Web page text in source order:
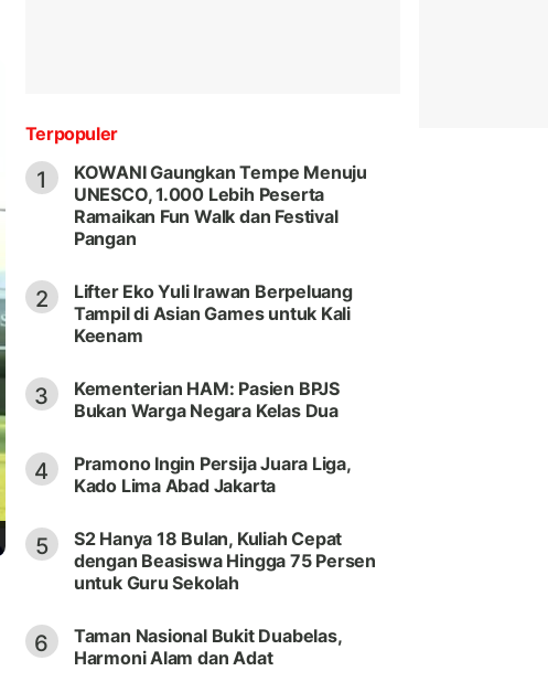
Terpopuler
1
KOWANI Gaungkan Tempe Menuju
UNESCO, 1.000 Lebih Peserta
Ramaikan Fun Walk dan Festival
Pangan
2
Lifter Eko Yuli Irawan Berpeluang
Tampil di Asian Games untuk Kali
Keenam
3
Kementerian HAM: Pasien BPJS
Bukan Warga Negara Kelas Dua
4
Pramono Ingin Persija Juara Liga,
Kado Lima Abad Jakarta
5
S2 Hanya 18 Bulan, Kuliah Cepat
dengan Beasiswa Hingga 75 Persen
untuk Guru Sekolah
6
Taman Nasional Bukit Duabelas,
Harmoni Alam dan Adat